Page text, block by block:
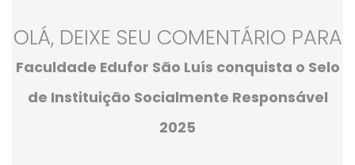
OLÁ, DEIXE SEU COMENTÁRIO PARA
Faculdade Edufor São Luís conquista o Selo
de Instituição Socialmente Responsável
2025